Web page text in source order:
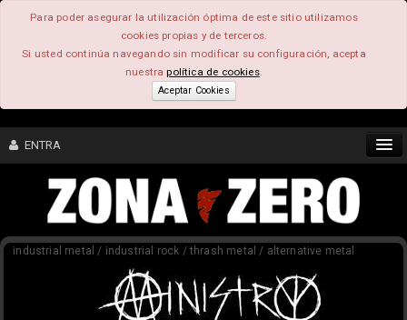
Para poder asegurar la utilización óptima de este sitio utilizamos
cookies propias y de terceros.
Si usted continúa navegando sin modificar su configuración, acepta
nuestrapolítica de cookies.
Aceptar Cookies
ENTRA
CONTENIDO
industrial metal / industrial rock / thrash metal / alternative metal